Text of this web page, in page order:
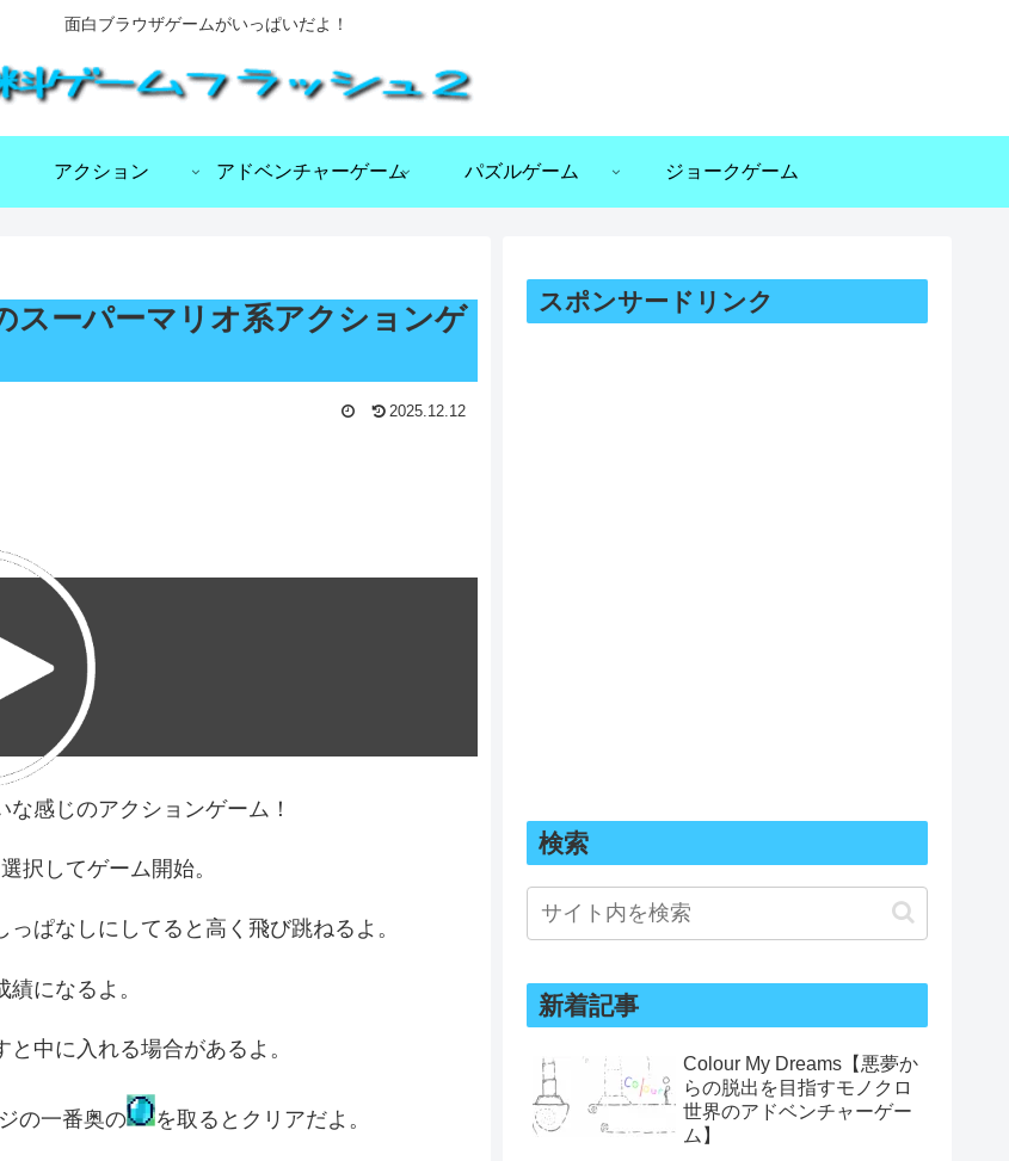
面白ブラウザゲームがいっぱいだよ！
アクション アドベンチャーゲーム パズルゲーム ジョークゲーム
ーパーマリオ系アクションゲ
2025.12.12
感じのアクションゲーム！
択してゲーム開始。
ぱなしにしてると高く飛び跳ねるよ。
になるよ。
中に入れる場合があるよ。
の一番奥の を取るとクリアだよ。
スポンサードリンク
検索
新着記事
Colour My Dreams【悪夢か
らの脱出を目指すモノクロ
世界のアドベンチャーゲー
ム】